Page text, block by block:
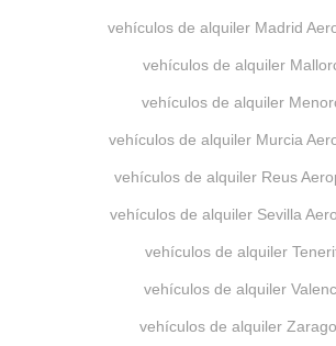
vehículos de alquiler Madrid
vehículos de alquiler
vehículos de alquiler
vehículos de alquiler Murcia
vehículos de alquiler Reus
vehículos de alquiler Sevilla
vehículos de alquiler
vehículos de alquiler
vehículos de alquiler